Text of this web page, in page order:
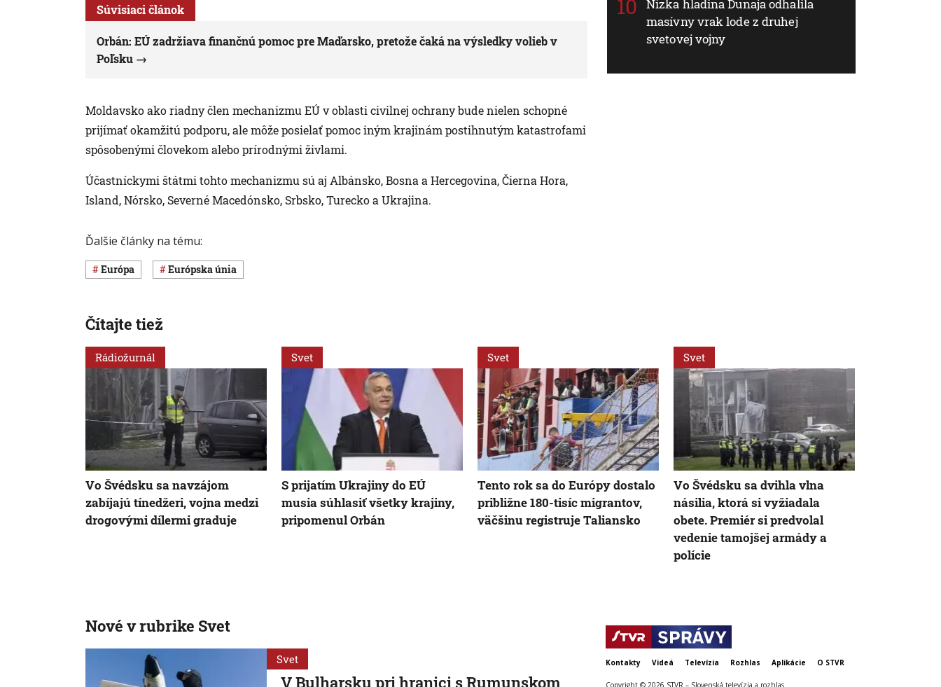
Súvisiaci článok
Orbán: EÚ zadržiava finančnú pomoc pre Maďarsko, pretože čaká na výsledky volieb v
Poľsku
Moldavsko ako riadny člen mechanizmu EÚ v oblasti civilnej ochrany bude nielen schopné
prijímať okamžitú podporu, ale môže posielať pomoc iným krajinám postihnutým katastrofami
spôsobenými človekom alebo prírodnými živlami.
Účastníckymi štátmi tohto mechanizmu sú aj Albánsko, Bosna a Hercegovina, Čierna Hora,
Island, Nórsko, Severné Macedónsko, Srbsko, Turecko a Ukrajina.
Ďalšie články na tému:
Európa Európska únia
Nízka hladina Dunaja odhalila
masívny vrak lode z druhej
svetovej vojny
Čítajte tiež
Rádiožurnál
Vo Švédsku sa navzájom
zabíjajú tínedžeri, vojna medzi
drogovými dílermi graduje
Svet
S prijatím Ukrajiny do EÚ
musia súhlasiť všetky krajiny,
pripomenul Orbán
Svet
Tento rok sa do Európy dostalo
približne 180-tisíc migrantov,
väčšinu registruje Taliansko
Svet
Vo Švédsku sa dvihla vlna
násilia, ktorá si vyžiadala
obete. Premiér si predvolal
vedenie tamojšej armády a
polície
Nové v rubrike Svet
Svet
V Bulharsku pri hranici s Rumunskom
Kontakty Videá Televízia Rozhlas Aplikácie O STVR
Copyright © 2026 STVR – Slovenská televízia a rozhlas